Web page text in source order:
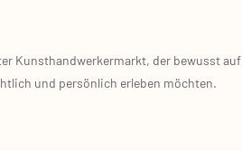
Kunst­hand­wer­ker­markt, der bewusst auf
und per­sön­lich erle­ben möch­ten.